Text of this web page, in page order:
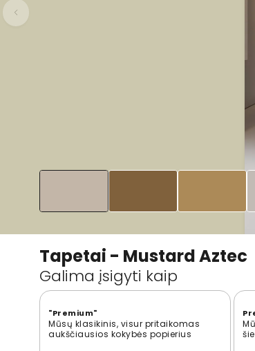
Tapetai - Mustard Aztec
Galima įsigyti kaip
"Premium"
Mūsų klasikinis, visur pritaikomas
aukščiausios kokybės popierius